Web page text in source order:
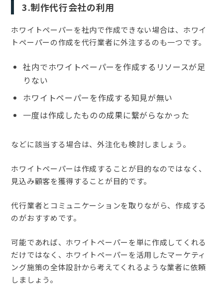
3.制作代行会社の利用
ホワイトペーパーを社内で作成できない場合は、ホワイ
トペーパーの作成を代行業者に外注するのも一つです。
社内でホワイトペーパーを作成するリソースが足
りない
ホワイトペーパーを作成する知見が無い
一度は作成したものの成果に繋がらなかった
などに該当する場合は、外注化も検討しましょう。
ホワイトペーパーは作成することが目的なのではなく、
見込み顧客を獲得することが目的です。
代行業者とコミュニケーションを取りながら、作成する
のがおすすめです。
可能であれば、ホワイトペーパーを単に作成してくれる
だけではなく、ホワイトペーパーを活用したマーケティ
ング施策の全体設計から考えてくれるような業者に依頼
しましょう。